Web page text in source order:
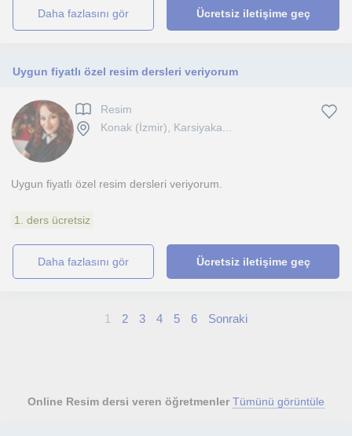
daha fazlasını gör Ücretsiz iletişime geç
Uygun fiyatlı özel resim dersleri veriyorum
Resim
Konak (İzmir), Karsiyaka...
Uygun fiyatlı özel resim dersleri veriyorum.
1. ders ücretsiz
daha fazlasını gör Ücretsiz iletişime geç
1 2 3 4 5 6 Sonraki
Online Resim dersi veren öğretmenler Tümünü görüntüle